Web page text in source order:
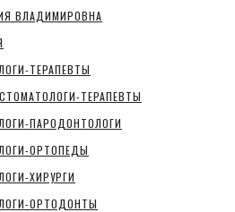
ВЛАДИМИРОВНА
ТЕРАПЕВТЫ
ТЕРАПЕВТЫ
ПАРОДОНТОЛОГИ
ОРТОПЕДЫ
ХИРУРГИ
ОРТОДОНТЫ